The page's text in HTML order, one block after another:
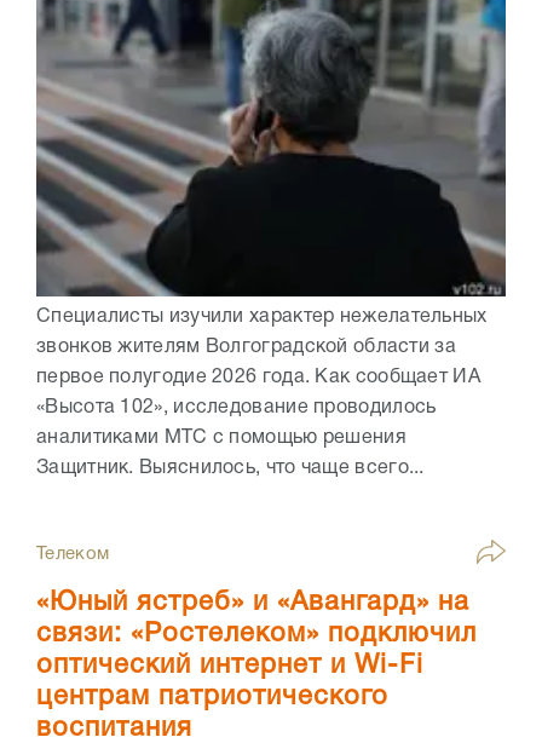
Специалисты изучили характер нежелательных
звонков жителям Волгоградской области за
первое полугодие 2026 года. Как сообщает ИА
«Высота 102», исследование проводилось
аналитиками МТС с помощью решения
Защитник. Выяснилось, что чаще всего...
Телеком
«Юный ястреб» и «Авангард» на
связи: «Ростелеком» подключил
оптический интернет и Wi-Fi
центрам патриотического
воспитания